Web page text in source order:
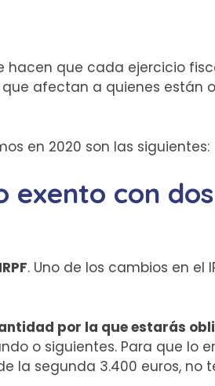
que cada ejercicio
afectan a quienes están
en 2020 son las siguientes:
exento con dos
. Uno de los cambios en el
por la que estarás
o siguientes. Para que lo
la segunda 3.400 euros, no